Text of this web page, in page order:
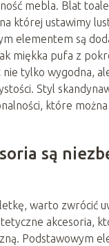
mebla. Blat
której ustawimy
elementem są
miękka pufa z
tylko wygodna,
Styl
które można
są
warto zwrócić
akcesoria,
Podstawowym